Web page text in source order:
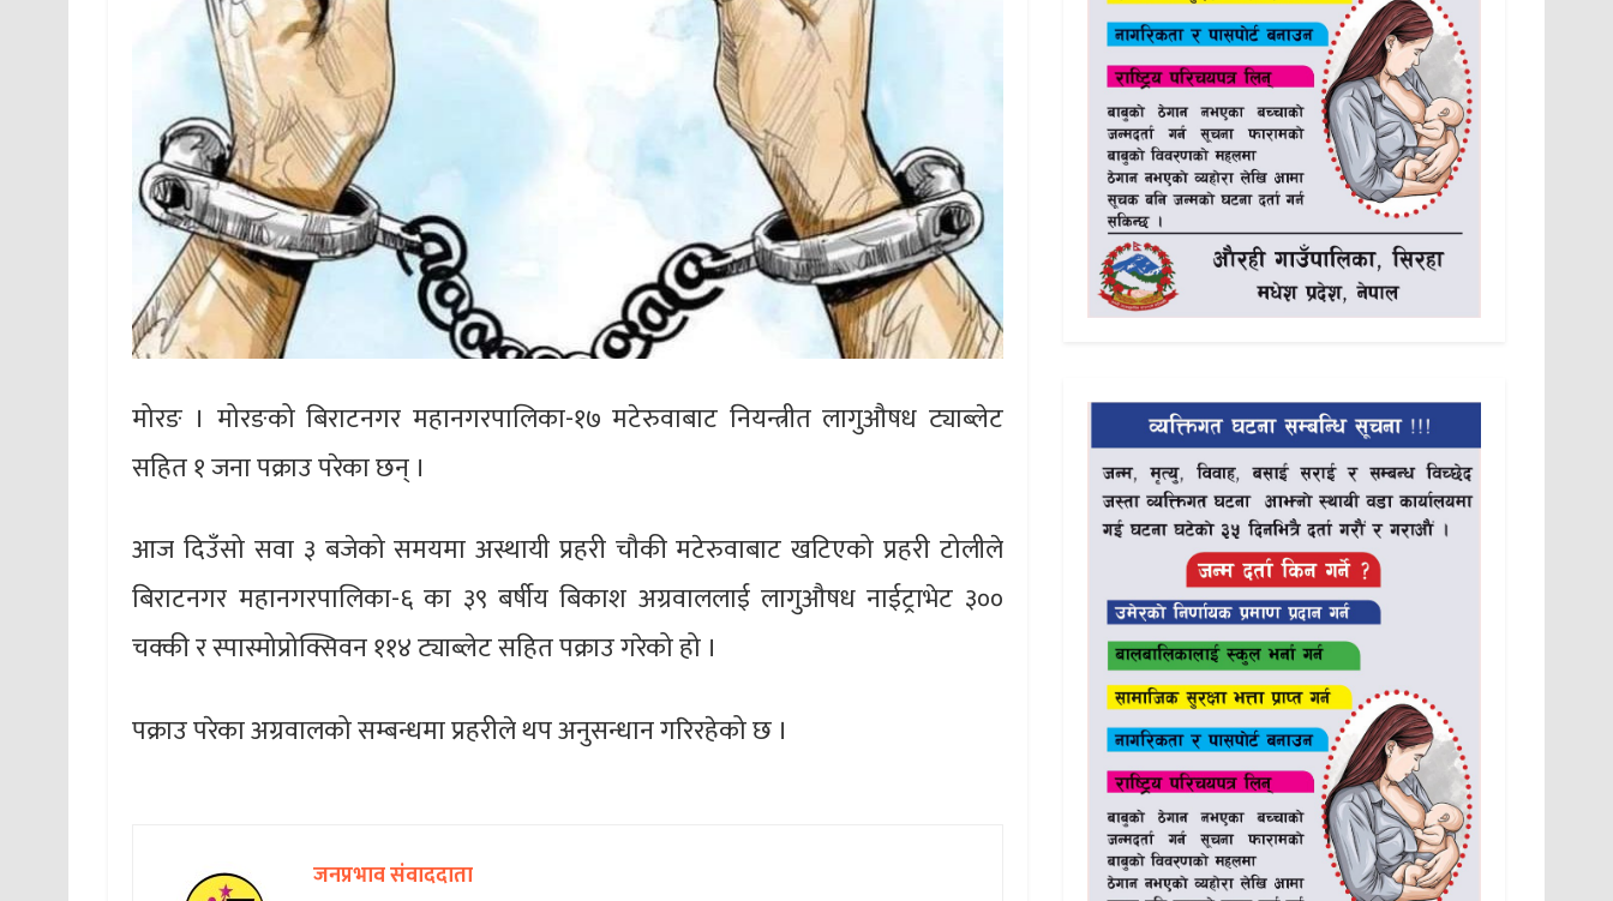
मोरङ । मोरङको बिराटनगर महानगरपालिका-१७ मटेरुवाबाट नियन्त्रीत लागुऔषध ट्याब्लेट
सहित १ जना पक्राउ परेका छन् ।
आज दिउँसो सवा ३ बजेको समयमा अस्थायी प्रहरी चौकी मटेरुवाबाट खटिएको प्रहरी टोलीले
बिराटनगर महानगरपालिका-६ का ३९ बर्षीय बिकाश अग्रवाललाई लागुऔषध नाईट्राभेट ३००
चक्की र स्पास्मोप्रोक्सिवन ११४ ट्याब्लेट सहित पक्राउ गरेको हो ।
पक्राउ परेका अग्रवालको सम्बन्धमा प्रहरीले थप अनुसन्धान गरिरहेको छ ।
जनप्रभाव संवाददाता